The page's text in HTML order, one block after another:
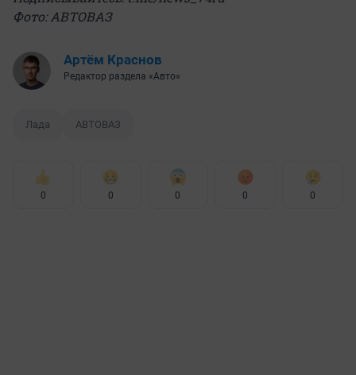
Фото: АВТОВАЗ
Артём Краснов
Редактор раздела «Авто»
Лада АВТОВАЗ
0 0 0 0 0